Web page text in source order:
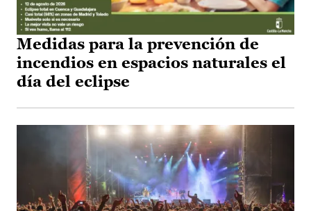
Medidas para la prevención de
incendios en espacios naturales el
día del eclipse